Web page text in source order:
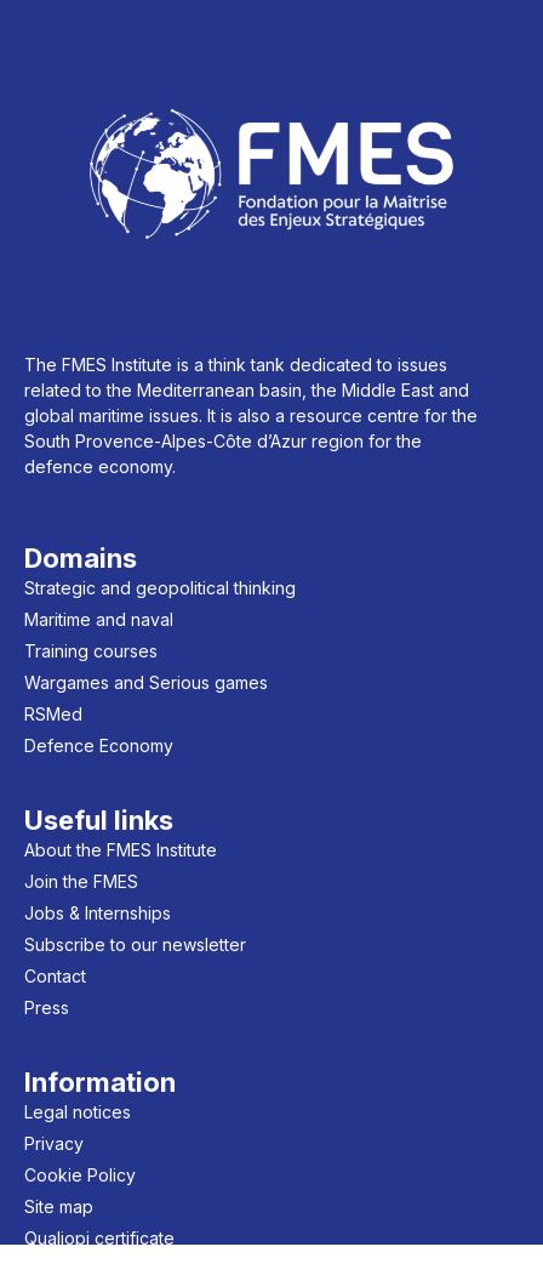
The FMES Institute is a think tank dedicated to issues
related to the Mediterranean basin, the Middle East and
global maritime issues. It is also a resource centre for the
South Provence-Alpes-Côte d’Azur region for the
defence economy.
Domains
Strategic and geopolitical thinking
Maritime and naval
Training courses
Wargames and Serious games
RSMed
Defence Economy
Useful links
About the FMES Institute
Join the FMES
Jobs & Internships
Subscribe to our newsletter
Contact
Press
Information
Legal notices
Privacy
Cookie Policy
Site map
Qualiopi certificate